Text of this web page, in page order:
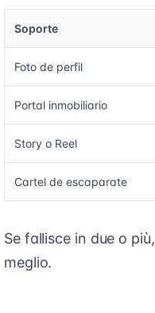
Soporte
Foto de perfil
Portal inmobiliario
Story o Reel
Cartel de escaparate
Se fallisce in due o
meglio.